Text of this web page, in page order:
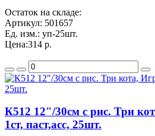
Остаток на складе:
Артикул: 501657
Ед. изм.: уп-25шт.
Цена:314 р.
К512 12"/30см с рис. Три
1ст, паст,асс, 25шт.